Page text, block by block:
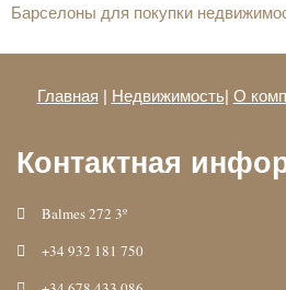
Барселоны для покупки
Главная | Недвижимость| О
Контактная
Balmes 272 3º
+34 932 181 750